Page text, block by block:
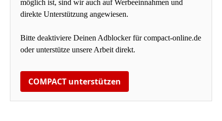
möglich ist, sind wir auch auf Werbeeinnahmen und
direkte Unterstützung angewiesen.
Bitte deaktiviere Deinen Adblocker für compact-online.de
oder unterstütze unsere Arbeit direkt.
COMPACT unterstützen